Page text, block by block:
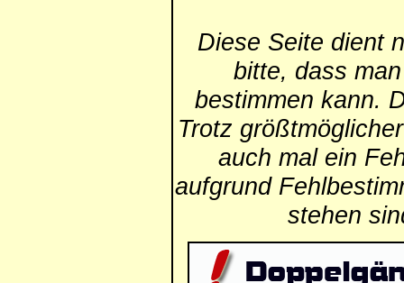
Diese Seite dient
bitte, dass
bestimmen kann.
Trotz
auch mal ein
aufgrund
stehen